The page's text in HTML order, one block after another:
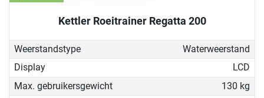
Kettler Roeitrainer Regatta 200
Weerstandstype
Waterweerstand
Display
LCD
Max. gebruikersgewicht
130 kg